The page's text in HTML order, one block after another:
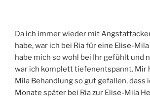
Da ich immer wieder mit
habe, war ich bei Ria für eine Elise-
habe mich so wohl bei Ihr gefühlt und
war ich komplett tiefenentspannt. Mir
Mila Behandlung so gut gefallen, dass
Monate später bei Ria zur Elise-Mila